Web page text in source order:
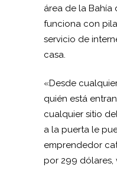
área de la Bahía
funciona con
servicio de
casa.
«Desde
quién está
cualquier sitio
a la puerta le
emprendedor
por 299 dólares,